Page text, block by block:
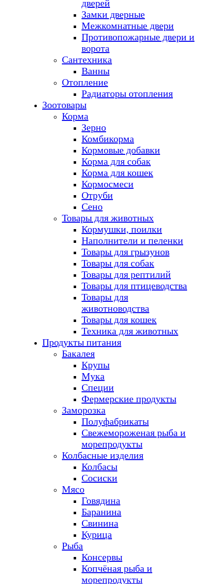
дверей
Замки дверные
Межкомнатные двери
Противопожарные двери и
ворота
Сантехника
Ванны
Отопление
Радиаторы отопления
Зоотовары
Корма
Зерно
Комбикорма
Кормовые добавки
Корма для собак
Корма для кошек
Кормосмеси
Отруби
Сено
Товары для животных
Кормушки, поилки
Наполнители и пеленки
Товары для грызунов
Товары для собак
Товары для рептилий
Товары для птицеводства
Товары для
животноводства
Товары для кошек
Техника для животных
Продукты питания
Бакалея
Крупы
Мука
Специи
Фермерские продукты
Заморозка
Полуфабрикаты
Свежемороженая рыба и
морепродукты
Колбасные изделия
Колбасы
Сосиски
Мясо
Говядина
Баранина
Свинина
Курица
Рыба
Консервы
Копчёная рыба и
морепродукты